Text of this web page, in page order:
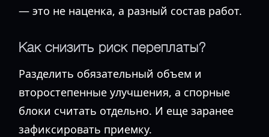
— это не наценка, а разный состав работ.
Как снизить риск переплаты?
Разделить обязательный объем и
второстепенные улучшения, а спорные
блоки считать отдельно. И еще заранее
зафиксировать приемку.